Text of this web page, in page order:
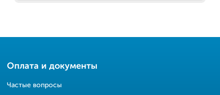
Оплата и документы
Частые вопросы